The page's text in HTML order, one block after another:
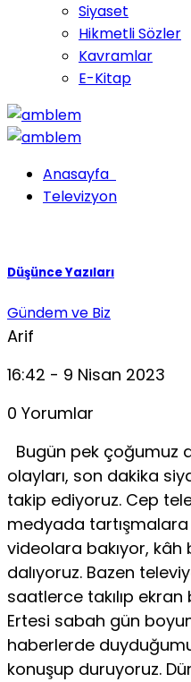
Siyaset
Hikmetli Sözler
Kavramlar
E-Kitap
Anasayfa
Televizyon
Düşünce Yazıları
Gündem ve Biz
Arif
16:42 - 9 Nisan 2023
0 Yorumlar
Bugün pek çoğumuz
olayları, son dakika
takip ediyoruz. Cep
medyada
videolara bakıyor,
dalıyoruz. Bazen
saatlerce takılıp ekran
Ertesi sabah gün
haberlerde
konuşup duruyoruz.